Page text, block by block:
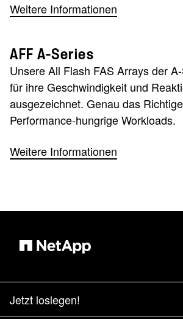
Weitere Informationen
AFF A-Series
Unsere All Flash FAS Arrays der
für ihre Geschwindigkeit und
ausgezeichnet. Genau das
Performance-hungrige Workloads.
Weitere Informationen
Jetzt loslegen!